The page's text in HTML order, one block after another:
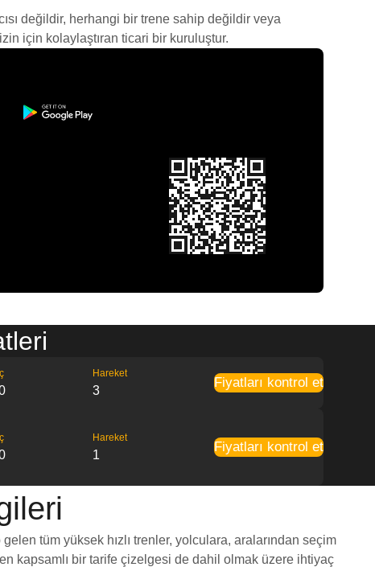
değildir, herhangi bir trene sahip değildir veya
için kolaylaştıran ticari bir kuruluştur.
Hareket
3
Fiyatları kontrol et
Hareket
1
Fiyatları kontrol et
tüm yüksek hızlı trenler, yolculara, aralarından seçim
kapsamlı bir tarife çizelgesi de dahil olmak üzere ihtiyaç